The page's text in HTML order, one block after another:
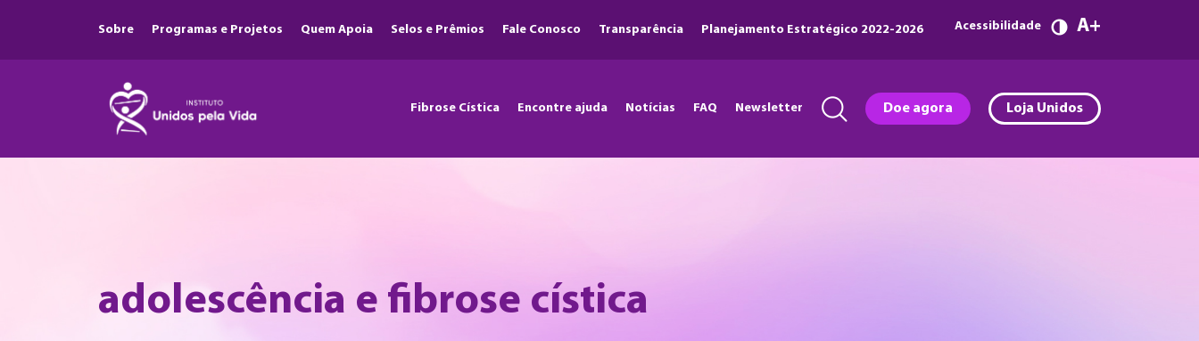
Sobre Programas e Projetos Quem Apoia Selos e Prêmios Fale Conosco Transparência Planejamento Estratégico 2022-2026 Acessibilidade A
Fibrose Cística Encontre ajuda Notícias FAQ Newsletter Doe agora Loja Unidos
adolescência e fibrose cística